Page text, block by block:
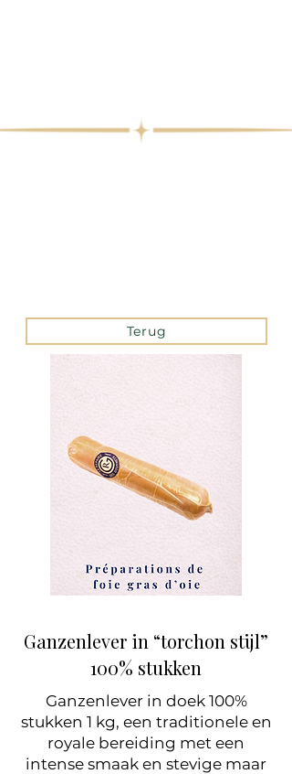
Terug
Ganzenlever in “torchon stijl”
100% stukken
Ganzenlever in doek 100%
stukken 1 kg, een traditionele en
royale bereiding met een
intense smaak en stevige maar